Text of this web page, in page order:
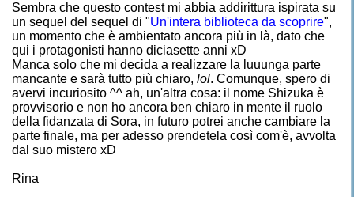
Sembra che questo contest mi abbia addirittura ispirata su
un sequel del sequel di "Un'intera biblioteca da scoprire",
un momento che è ambientato ancora più in là, dato che
qui i protagonisti hanno diciasette anni xD
Manca solo che mi decida a realizzare la luuunga parte
mancante e sarà tutto più chiaro, lol. Comunque, spero di
avervi incuriosito ^^ ah, un'altra cosa: il nome Shizuka è
provvisorio e non ho ancora ben chiaro in mente il ruolo
della fidanzata di Sora, in futuro potrei anche cambiare la
parte finale, ma per adesso prendetela così com'è, avvolta
dal suo mistero xD
Rina